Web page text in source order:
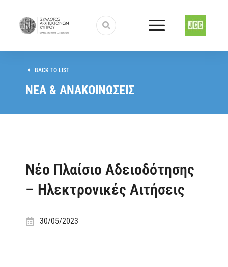
BACK TO LIST
ΝΕΑ & ΑΝΑΚΟΙΝΩΣΕΙΣ
Νέο Πλαίσιο Αδειοδότησης
– Ηλεκτρονικές Αιτήσεις
30/05/2023